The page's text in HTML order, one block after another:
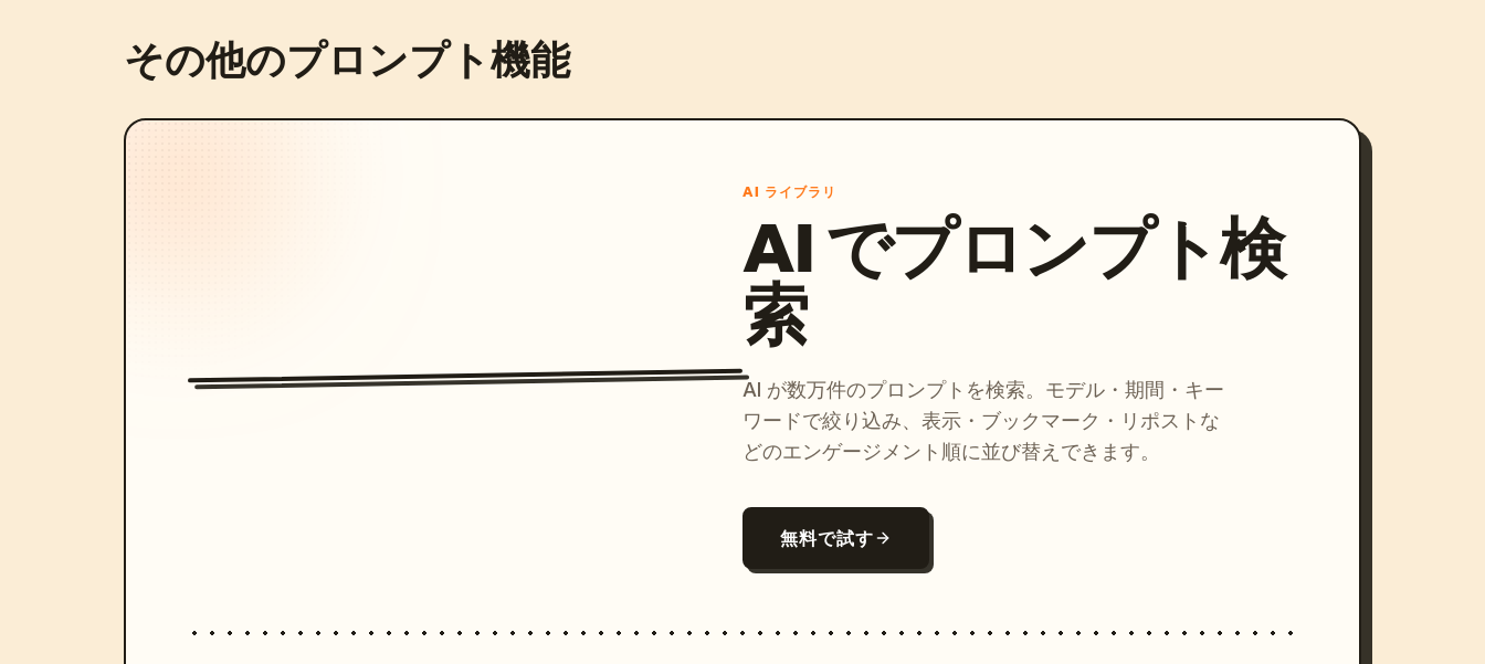
その他のプロンプト機能
AI ライブラリ
AI でプロンプト検
索
AI が数万件のプロンプトを検索。モデル・期間・キー
ワードで絞り込み、表示・ブックマーク・リポストな
どのエンゲージメント順に並び替えできます。
無料で試す